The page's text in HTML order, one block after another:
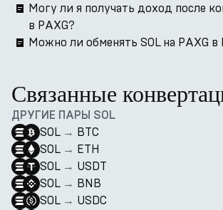
Могу ли я получать доход после
в PAXG?
Можно ли обменять SOL на PAXG в
Связанные
ДРУГИЕ ПАРЫ SOL
SOL → BTC
SOL → ETH
SOL → USDT
SOL → BNB
SOL → USDC